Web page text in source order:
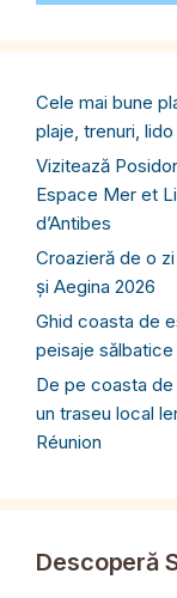
Cele mai bune
plaje, trenuri,
Vizitează
Espace Mer et
d’Antibes
Croazieră de o
și Aegina 2026
Ghid coasta de
peisaje sălbatice
De pe coasta
un traseu local
Réunion
Descoperă